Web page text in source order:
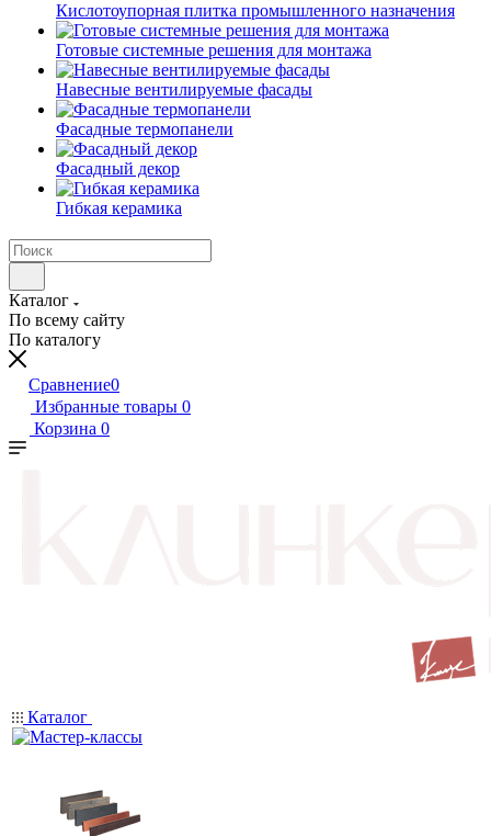
Кислотоупорная плитка промышленного назначения
Готовые системные решения для монтажа
Навесные вентилируемые фасады
Фасадные термопанели
Фасадный декор
Гибкая керамика
Каталог
По всему сайту
По каталогу
Сравнение0
Избранные товары 0
Корзина 0
Каталог